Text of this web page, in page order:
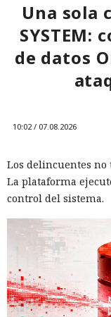
Una sola
SYSTEM:
de datos
10:02 / 07.08.2026
Los delincuentes
La plataforma
control del sistema.